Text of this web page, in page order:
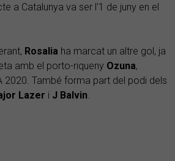
a Catalunya va ser l'1 de juny en el
Rosalia ha marcat un altre gol, ja
amb el porto-riqueny Ozuna,
També forma part del podi dels
Lazer i J Balvin.